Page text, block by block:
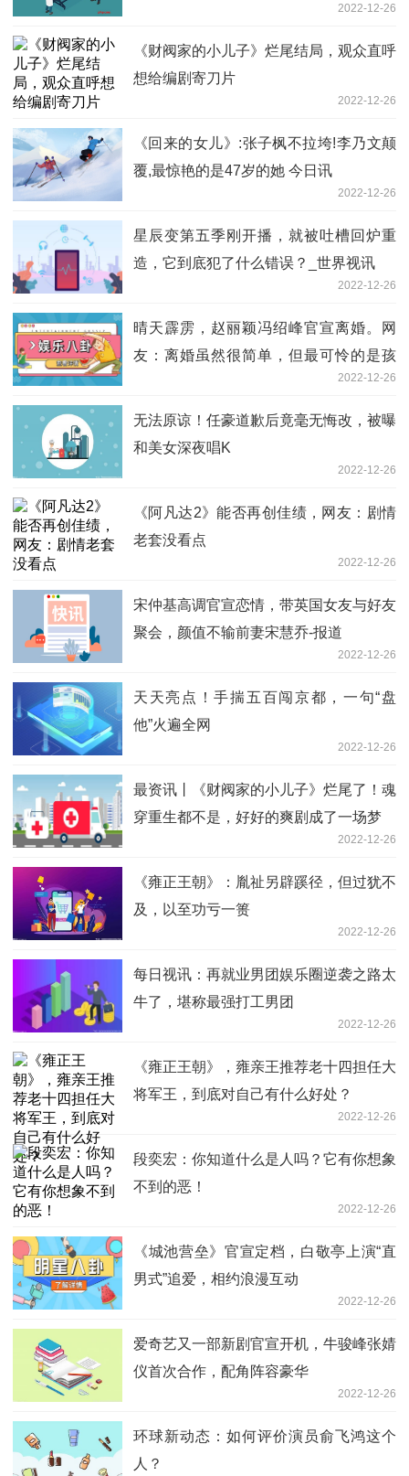
2022-12-26
《财阀家的小儿子》烂尾结局，观众直呼
想给编剧寄刀片
2022-12-26
《回来的女儿》:张子枫不拉垮!李乃文颠
覆,最惊艳的是47岁的她 今日讯
2022-12-26
星辰变第五季刚开播，就被吐槽回炉重
造，它到底犯了什么错误？_世界视讯
2022-12-26
晴天霹雳，赵丽颖冯绍峰官宣离婚。网
友：离婚虽然很简单，但最可怜的是孩
2022-12-26
无法原谅！任豪道歉后竟毫无悔改，被曝
和美女深夜唱K
2022-12-26
《阿凡达2》能否再创佳绩，网友：剧情
老套没看点
2022-12-26
宋仲基高调官宣恋情，带英国女友与好友
聚会，颜值不输前妻宋慧乔-报道
2022-12-26
天天亮点！手揣五百闯京都，一句“盘
他”火遍全网
2022-12-26
最资讯丨《财阀家的小儿子》烂尾了！魂
穿重生都不是，好好的爽剧成了一场梦
2022-12-26
《雍正王朝》：胤祉另辟蹊径，但过犹不
及，以至功亏一篑
2022-12-26
每日视讯：再就业男团娱乐圈逆袭之路太
牛了，堪称最强打工男团
2022-12-26
《雍正王朝》，雍亲王推荐老十四担任大
将军王，到底对自己有什么好处？
2022-12-26
段奕宏：你知道什么是人吗？它有你想象
不到的恶！
2022-12-26
《城池营垒》官宣定档，白敬亭上演“直
男式”追爱，相约浪漫互动
2022-12-26
爱奇艺又一部新剧官宣开机，牛骏峰张婧
仪首次合作，配角阵容豪华
2022-12-26
环球新动态：如何评价演员俞飞鸿这个
人？